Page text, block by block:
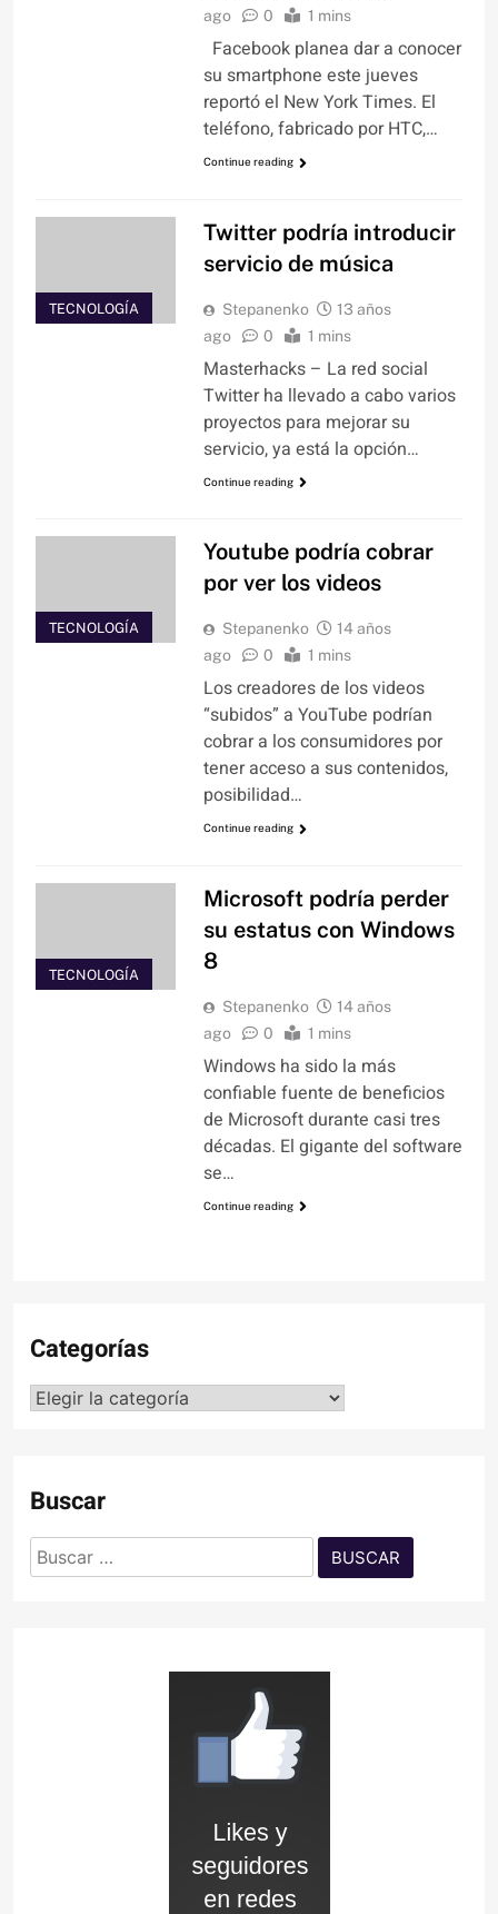
ago
0 1 mins
Facebook planea dar a conocer
su smartphone este jueves
reportó el New York Times. El
teléfono, fabricado por HTC,…
Continue reading
TECNOLOGÍA
Twitter podría introducir
servicio de música
Stepanenko
13 años
ago
0 1 mins
Masterhacks – La red social
Twitter ha llevado a cabo varios
proyectos para mejorar su
servicio, ya está la opción…
Continue reading
TECNOLOGÍA
Youtube podría cobrar
por ver los videos
Stepanenko
14 años
ago
0 1 mins
Los creadores de los videos
“subidos” a YouTube podrían
cobrar a los consumidores por
tener acceso a sus contenidos,
posibilidad…
Continue reading
TECNOLOGÍA
Microsoft podría perder
su estatus con Windows
8
Stepanenko
14 años
ago
0 1 mins
Windows ha sido la más
confiable fuente de beneficios
de Microsoft durante casi tres
décadas. El gigante del software
se…
Continue reading
Categorías
Categorías
Buscar
Buscar: